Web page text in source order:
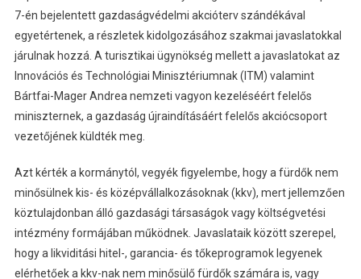
7-én bejelentett gazdaságvédelmi akcióterv szándékával
egyetértenek, a részletek kidolgozásához szakmai javaslatokkal
járulnak hozzá. A turisztikai ügynökség mellett a javaslatokat az
Innovációs és Technológiai Minisztériumnak (ITM) valamint
Bártfai-Mager Andrea nemzeti vagyon kezeléséért felelős
miniszternek, a gazdaság újraindításáért felelős akciócsoport
vezetőjének küldték meg.
Azt kérték a kormánytól, vegyék figyelembe, hogy a fürdők nem
minősülnek kis- és középvállalkozásoknak (kkv), mert jellemzően
köztulajdonban álló gazdasági társaságok vagy költségvetési
intézmény formájában működnek. Javaslataik között szerepel,
hogy a likviditási hitel-, garancia- és tőkeprogramok legyenek
elérhetőek a kkv-nak nem minősülő fürdők számára is, vagy